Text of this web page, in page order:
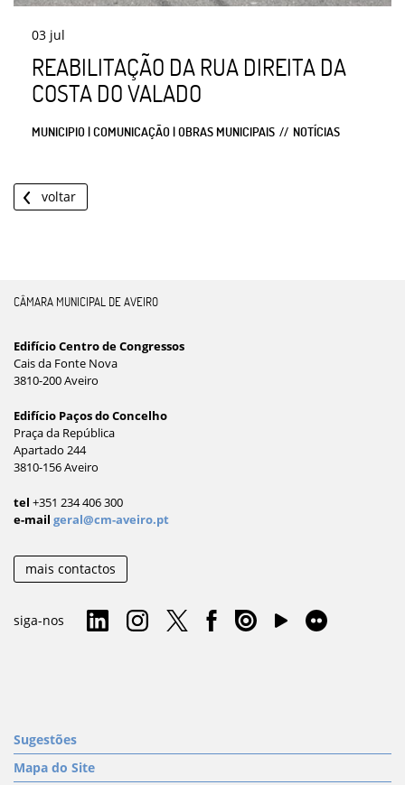
03 jul
REABILITAÇÃO DA RUA DIREITA DA
COSTA DO VALADO
MUNICIPIO | COMUNICAÇÃO | OBRAS MUNICIPAIS NOTÍCIAS
voltar
CÂMARA MUNICIPAL DE AVEIRO
Edifício Centro de Congressos
Cais da Fonte Nova
3810-200 Aveiro
Edifício Paços do Concelho
Praça da República
Apartado 244
3810-156 Aveiro
tel +351 234 406 300
e-mail geral@cm-aveiro.pt
mais contactos
siga-nos
Sugestões
Mapa do Site